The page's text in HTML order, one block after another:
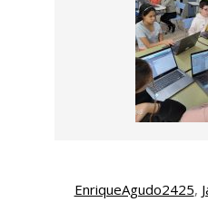
EnriqueAgudo2425,